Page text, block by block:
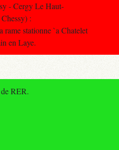
- Cergy Le Haut-
:
stationne `a Chatelet
en Laye.
RER.